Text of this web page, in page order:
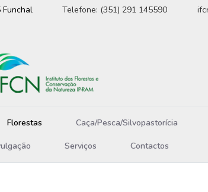
Funchal Telefone: (351) 291 145590
Florestas Caça/Pesca/Silvopastorícia
Serviços Contactos